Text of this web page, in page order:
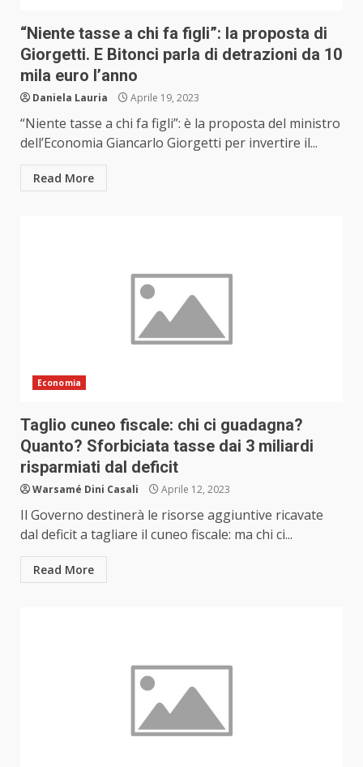
“Niente tasse a chi fa figli”: la proposta di
Giorgetti. E Bitonci parla di detrazioni da 10
mila euro l’anno
Daniela Lauria Aprile 19, 2023
“Niente tasse a chi fa figli”: è la proposta del ministro
dell’Economia Giancarlo Giorgetti per invertire il...
Read More
Economia
Taglio cuneo fiscale: chi ci guadagna?
Quanto? Sforbiciata tasse dai 3 miliardi
risparmiati dal deficit
Warsamé Dini Casali Aprile 12, 2023
Il Governo destinerà le risorse aggiuntive ricavate
dal deficit a tagliare il cuneo fiscale: ma chi ci...
Read More